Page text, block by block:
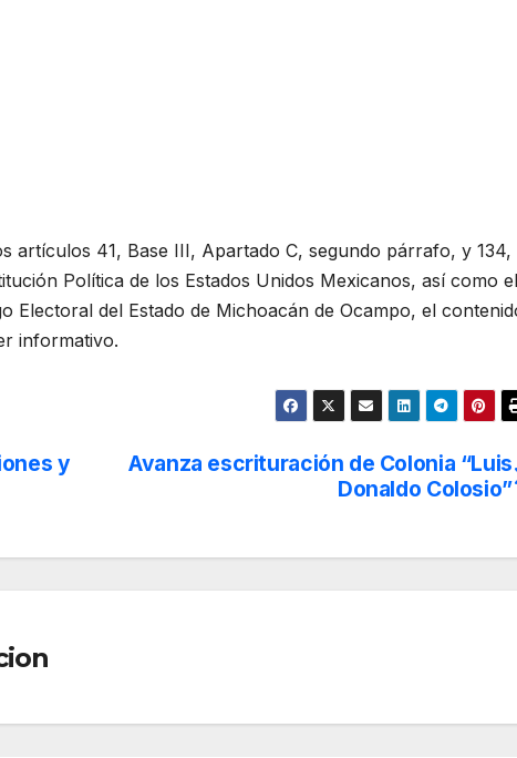
artículos 41, Base III, Apartado C, segundo párrafo, y 134,
Política de los Estados Unidos Mexicanos, así como el
Electoral del Estado de Michoacán de Ocampo, el
informativo.
Avanza escrituración de Colonia “Luis
Donaldo Colosio”
y